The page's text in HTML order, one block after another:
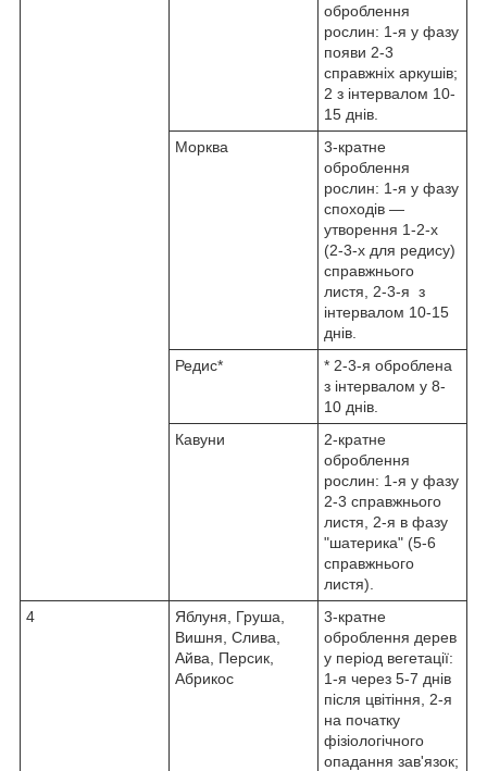
оброблення
рослин: 1-я у фазу
появи 2-3
справжніх аркушів;
2 з інтервалом 10-
15 днів.
Морква
3-кратне
оброблення
рослин: 1-я у фазу
споходів —
утворення 1-2-х
(2-3-х для редису)
справжнього
листя, 2-3-я з
інтервалом 10-15
днів.
Редис*
* 2-3-я оброблена
з інтервалом у 8-
10 днів.
Кавуни
2-кратне
оброблення
рослин: 1-я у фазу
2-3 справжнього
листя, 2-я в фазу
"шатерика" (5-6
справжнього
листя).
4
Яблуня, Груша,
Вишня, Слива,
Айва, Персик,
Абрикос
3-кратне
оброблення дерев
у період вегетації:
1-я через 5-7 днів
після цвітіння, 2-я
на початку
фізіологічного
опадання зав'язок;